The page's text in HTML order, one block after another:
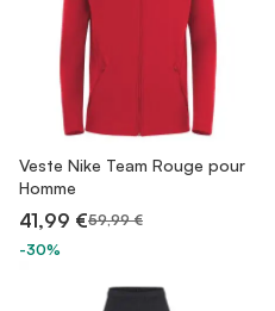
Veste Nike Team Rouge pour
Homme
41,99 €59,99 €
-30%